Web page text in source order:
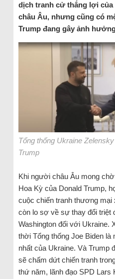
dịch tranh cử thắng lợi
châu Âu, nhưng cũng có
Trump đang gây ảnh
Tổng thống Ukraine
Trump
Khi người châu Âu mong
Hoa Kỳ của Donald Trump,
cuộc chiến tranh thương
còn lo sợ về sự thay đổi triệt
Washington đối với Ukraine.
thời Tổng thống Joe Biden
nhất của Ukraine. Và Trump
sẽ chấm dứt chiến tranh
thứ năm, lãnh đạo SPD Lars